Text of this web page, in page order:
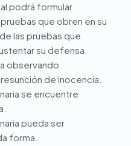
podrá formular
que obren en su
las pruebas que
su defensa.
observando
de inocencia.
se encuentre
pueda ser
forma.